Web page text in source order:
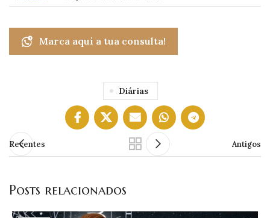
Marca aqui a tua consulta!
Diárias
Recentes Antigos
Posts relacionados